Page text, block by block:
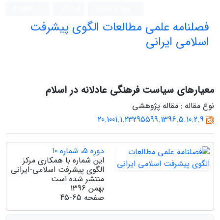
فصلنامه علمی مطالعات الگوی پیشرفت
اسلامی ایرانی
معیارهای سیاست فرهنگی عادلانه در اسلام
نوع مقاله : مقاله پژوهشی
20.1001.1.23295599.1396.5.10.2.9
دوره 5، شماره 10
این شماره با همکاری مرکز
الگوی پیشرفت اسلامی-ایرانی
منتشر شده است
بهمن 1396
صفحه 45-65